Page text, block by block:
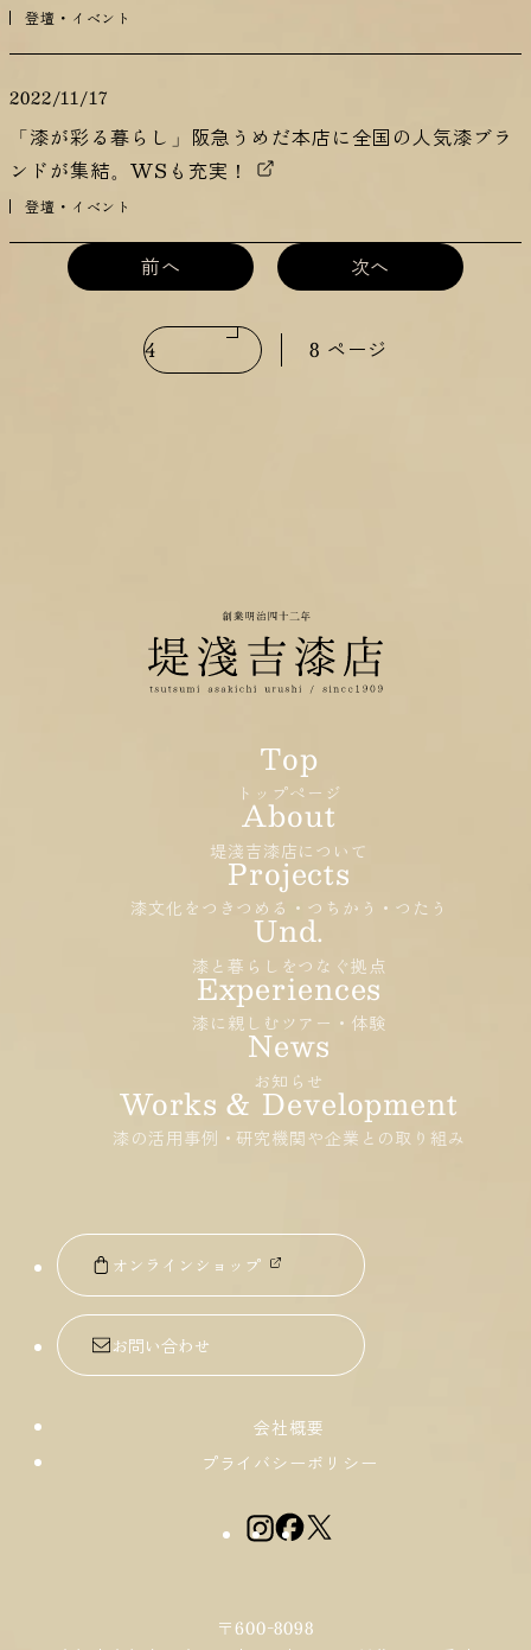
登壇・イベント
2022/11/17
「漆が彩る暮らし」阪急うめだ本店に全国の人気漆ブラ
ンドが集結。WSも充実！
登壇・イベント
前へ
8 ページ
次へ
トップページ
堤淺吉漆店について
漆文化をつきつめる・つちかう・つたう
漆と暮らしをつなぐ拠点
漆に親しむツアー・体験
お知らせ
漆の活用事例・研究機関や企業との取り組み
オンラインショップ
お問い合わせ
会社概要
プライバシーポリシー
〒600-8098